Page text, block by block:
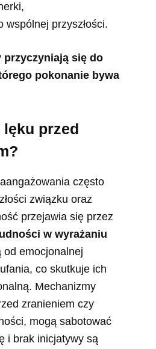
wspólnej przyszłości.
przyczyniają się do
pokonanie bywa
przed
często
związku oraz
przejawia się przez
w wyrażaniu
od emocjonalnej
co skutkuje ich
Mechanizmy
zranieniem czy
mogą sabotować
i brak inicjatywy są